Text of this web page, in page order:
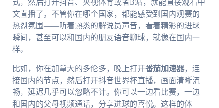
式，然后打开抖音、央视体育或者B站，就能直接观看中
文直播了。不管你在哪个国家，都能感受到国内观赛的
热烈氛围——听着熟悉的解说员声音，看着精彩的进球
瞬间，甚至可以和国内的朋友语音聊球，就像在国内一
样。
比如，你在加拿大的多伦多，晚上打开番茄加速器，连
接国内的节点，然后打开抖音世界杯直播，画面清晰流
畅，延迟几乎可以忽略不计。你可以一边看比赛，一边
和国内的父母视频通话，分享进球的喜悦。这样的体